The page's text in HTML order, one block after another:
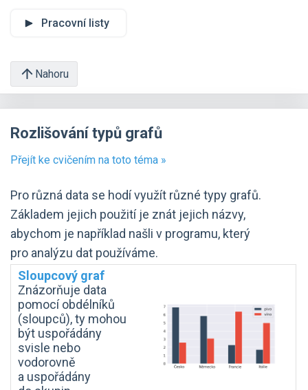
Pracovní listy
Nahoru
Rozlišování typů grafů
Přejít ke cvičením na toto téma »
Pro různá data se hodí využít různé typy grafů.
Základem jejich použití je znát jejich názvy,
abychom je například našli v programu, který
pro analýzu dat používáme.
Sloupcový graf
Znázorňuje data
pomocí obdélníků
(sloupců), ty mohou
být uspořádány
svisle nebo
vodorovně
a uspořádány